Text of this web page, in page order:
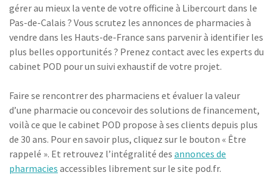
gérer au mieux la vente de votre officine à Libercourt dans le
Pas-de-Calais ? Vous scrutez les annonces de pharmacies à
vendre dans les Hauts-de-France sans parvenir à identifier les
plus belles opportunités ? Prenez contact avec les experts du
cabinet POD pour un suivi exhaustif de votre projet.
Faire se rencontrer des pharmaciens et évaluer la valeur
d’une pharmacie ou concevoir des solutions de financement,
voilà ce que le cabinet POD propose à ses clients depuis plus
de 30 ans. Pour en savoir plus, cliquez sur le bouton « Être
rappelé ». Et retrouvez l’intégralité des annonces de
pharmacies accessibles librement sur le site pod.fr.